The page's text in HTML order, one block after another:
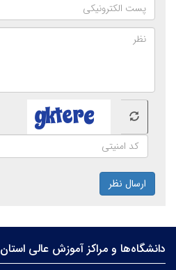
ارسال نظر
دانشگاه‌ها و مراکز آموزش عالی استان